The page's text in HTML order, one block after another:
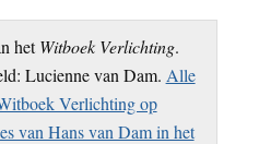
hetWitboek Verlichting.
Lucienne van Dam. Alle
Verlichting op
van Hans van Dam in het